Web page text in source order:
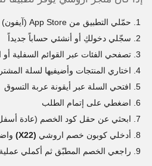
حمّلي التطبيق من App Store (آيفون) أو Google Play (أندرويد)
سجّلي دخولكِ أو أنشئي حساباً جديداً
تصفحي الفئات عبر القوائم السفلية أو
اختاري المنتجات وأضيفيها لسلة
افتحي السلة عبر أيقونة عربة التسوق
اضغطي على إتمام الطلب
ابحثي عن حقل كود الخصم (عادة أسفل
أدخلي كوبون خصم اروشي (X22)
راجعي الخصم المطبّق ثم أكملي